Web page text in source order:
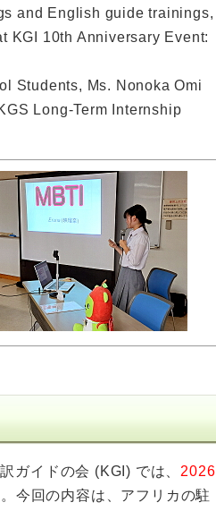
and English guide trainings,
KGI 10th Anniversary Event:
Students, Ms. Nonoka Omi
Long-Term Internship
ガイドの会 (KGI) では、 2026
今回の内容は、アフリカの駐